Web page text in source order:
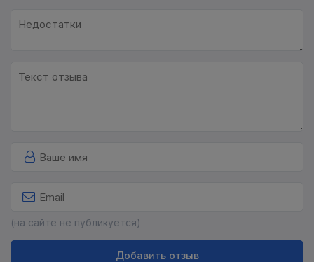
(на сайте не публикуется)
Добавить отзыв